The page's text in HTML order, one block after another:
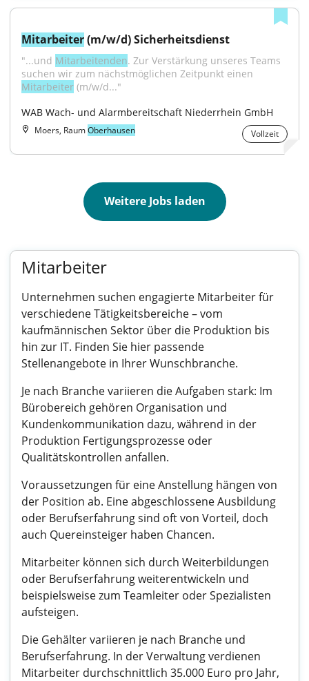
Mitarbeiter (m/w/d) Sicherheitsdienst
"...und Mitarbeitenden. Zur Verstärkung unseres Teams
Mitarbeiter (m/w/d..."
WAB Wach- und Alarmbereitschaft Niederrhein GmbH
Moers, RaumOberhausen Vollzeit
Weitere Jobs laden
Mitarbeiter
Unternehmen suchen engagierte Mitarbeiter für
verschiedene Tätigkeitsbereiche – vom
kaufmännischen Sektor über die Produktion bis
hin zur IT. Finden Sie hier passende
Stellenangebote in Ihrer Wunschbranche.
Je nach Branche variieren die Aufgaben stark: Im
Bürobereich gehören Organisation und
Kundenkommunikation dazu, während in der
Produktion Fertigungsprozesse oder
Qualitätskontrollen anfallen.
Voraussetzungen für eine Anstellung hängen von
der Position ab. Eine abgeschlossene Ausbildung
oder Berufserfahrung sind oft von Vorteil, doch
auch Quereinsteiger haben Chancen.
Mitarbeiter können sich durch Weiterbildungen
oder Berufserfahrung weiterentwickeln und
beispielsweise zum Teamleiter oder Spezialisten
aufsteigen.
Die Gehälter variieren je nach Branche und
Berufserfahrung. In der Verwaltung verdienen
Mitarbeiter durchschnittlich 35.000 Euro pro Jahr,